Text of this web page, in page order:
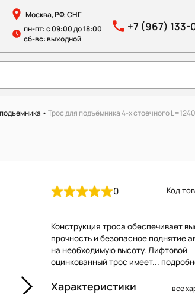
Москва, РФ, СНГ
пн-пт: с 09:00 до 18:00
сб-вс: выходной
+7 (967) 133-
•Трос для подъёмника 4-х стоечного
0 Код
Конструкция троса обеспечивает
прочность и безопасное поднятие
на необходимую высоту. Лифтовой
оцинкованный трос имеет...
Характеристики все